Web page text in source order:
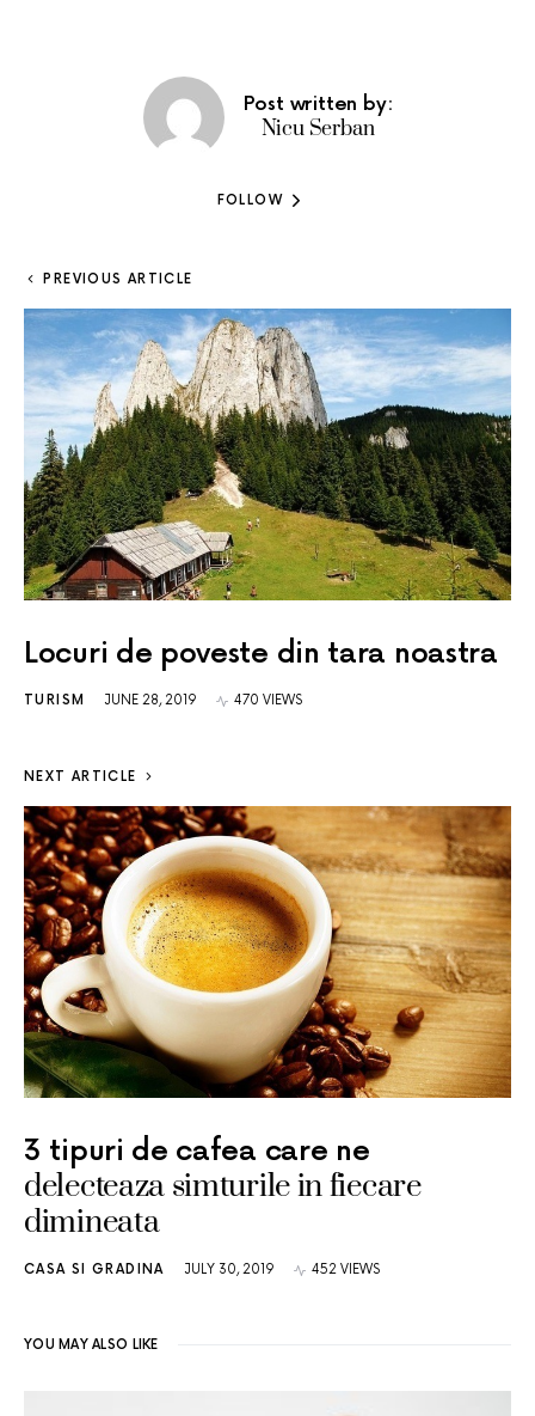
Post written by:
Nicu Serban
FOLLOW
PREVIOUS ARTICLE
Locuri de poveste din tara noastra
TURISM JUNE 28, 2019 470 VIEWS
NEXT ARTICLE
3 tipuri de cafea care ne
delecteaza simturile in fiecare
dimineata
CASA SI GRADINA JULY 30, 2019 452 VIEWS
YOU MAY ALSO LIKE